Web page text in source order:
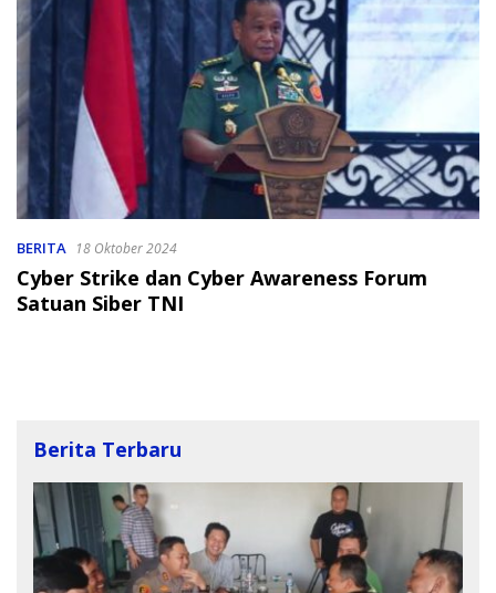
BERITA 18 Oktober 2024
Cyber Strike dan Cyber Awareness Forum
Satuan Siber TNI
Berita Terbaru